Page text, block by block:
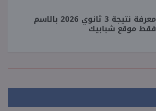
معرفة نتيجة 3 ثانوي 2026 بالاسم
فقط موقع شبابيك